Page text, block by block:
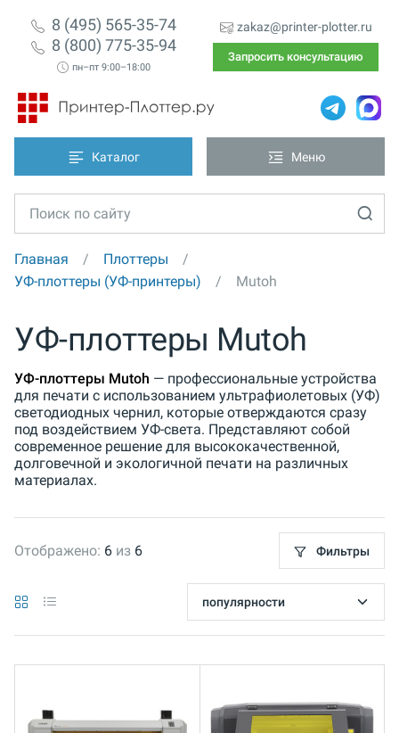
8 (495) 565-35-74
8 (800) 775-35-94
пн–пт 9:00–18:00
zakaz@printer-plotter.ru
Запросить консультацию
Каталог Меню
Главная
Плоттеры
УФ-плоттеры (УФ-принтеры)
Mutoh
УФ-плоттеры Mutoh
УФ-плоттеры Mutoh — профессиональные устройства
для печати с использованием ультрафиолетовых (УФ)
светодиодных чернил, которые отверждаются сразу
под воздействием УФ-света. Представляют собой
современное решение для высококачественной,
долговечной и экологичной печати на различных
материалах.
Отображено: 6 из 6 Фильтры